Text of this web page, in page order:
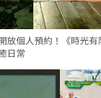
放個人預約！《時光有
日常